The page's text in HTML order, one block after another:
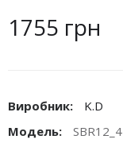
1755 грн
Виробник:
K.D
Модель:
SBR12_4